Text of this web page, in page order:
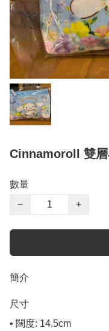
Cinnamoroll 雙
數量
−
+
簡介
尺寸
• 闊度: 14.5cm